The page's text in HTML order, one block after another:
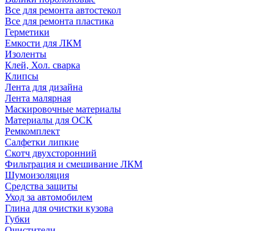
Все для ремонта автостекол
Все для ремонта пластика
Герметики
Емкости для ЛКМ
Изоленты
Клей, Хол. сварка
Клипсы
Лента для дизайна
Лента малярная
Маскировочные материалы
Материалы для ОСК
Ремкомплект
Салфетки липкие
Скотч двухсторонний
Фильтрация и смешивание ЛКМ
Шумоизоляция
Средства защиты
Уход за автомобилем
Глина для очистки кузова
Губки